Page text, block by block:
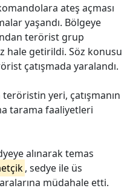
ateş açması
yaşandı. Bölgeye
terörist grup
hale getirildi. Söz konusu
çatışmada yaralandı.
yeri, çatışmanın
tarama faaliyetleri
alınarak temas
, sedye ile üs
müdahale etti.